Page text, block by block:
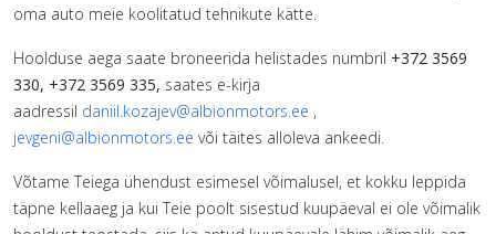
oma auto meie koolitatud tehnikute kätte.
Hoolduse aega saate broneerida helistades numbril +372 3569
330, +372 3569 335, saates e-kirja
aadressil daniil.kozajev@albionmotors.ee ,
jevgeni@albionmotors.ee või täites alloleva ankeedi.
Võtame Teiega ühendust esimesel võimalusel, et kokku leppida
täpne kellaaeg ja kui Teie poolt sisestud kuupäeval ei ole võimalik